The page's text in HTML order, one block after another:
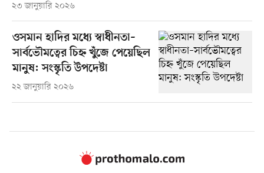
২৩ জানুয়ারি ২০২৬
ওসমান হাদির মধ্যে স্বাধীনতা–
সার্বভৌমত্বের চিহ্ন খুঁজে পেয়েছিল
মানুষ: সংস্কৃতি উপদেষ্টা
২২ জানুয়ারি ২০২৬